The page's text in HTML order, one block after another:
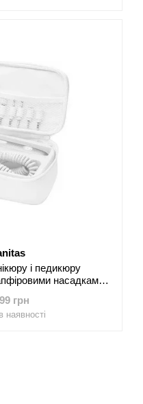
і педикюру
насадками
грн
наявності